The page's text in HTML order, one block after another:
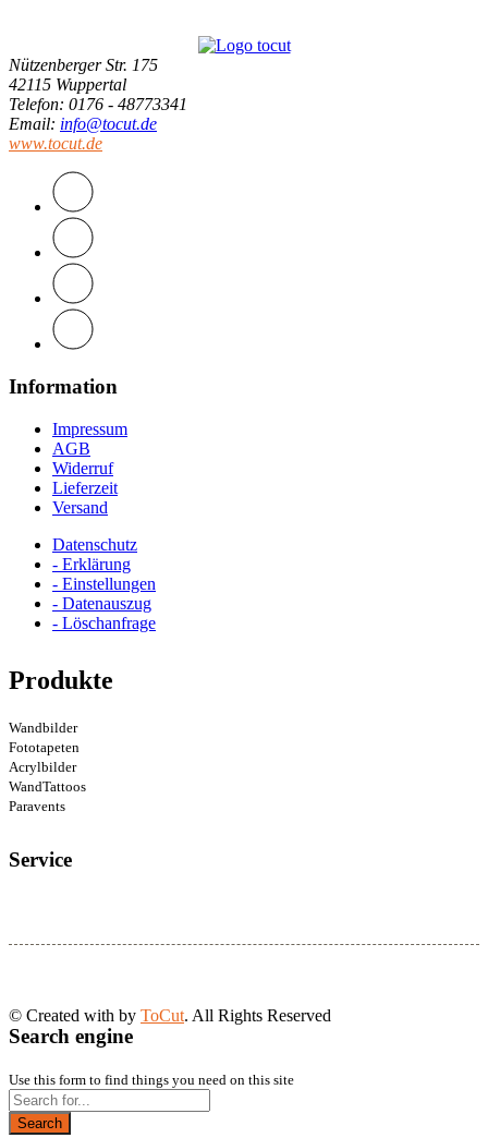
Nützenberger Str. 175
42115 Wuppertal
Telefon: 0176 - 48773341
Email: info@tocut.de
www.tocut.de
Information
Impressum
AGB
Widerruf
Lieferzeit
Versand
Datenschutz
- Erklärung
- Einstellungen
- Datenauszug
- Löschanfrage
Produkte
Wandbilder
Fototapeten
Acrylbilder
WandTattoos
Paravents
Service
© Created with by ToCut. All Rights Reserved
Search engine
Use this form to find things you need on this site
Search